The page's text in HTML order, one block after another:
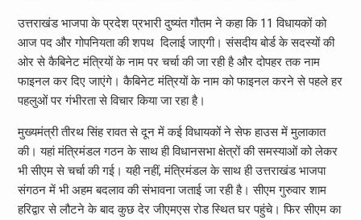
उत्तराखंड भाजपा के प्रदेश प्रभारी दुष्यंत गौतम ने कहा कि 11 विधायकों को
आज पद और गोपनियता की शपथ दिलाई जाएगी। संसदीय बोर्ड के सदस्यों की
ओर से कैबिनेट मंत्रियों के नाम पर चर्चा की जा रही है और दोपहर तक नाम
फाइनल कर दिए जाएंगे। कैबिनेट मंत्रियों के नाम को फाइनल करने से पहले हर
पहलुओं पर गंभीरता से विचार किया जा रहा है।
मुख्यमंत्री तीरथ सिंह रावत से दून में कई विधायकों ने सेफ हाउस में मुलाकात
की। यहां मंत्रिमंडल गठन के साथ ही विधानसभा क्षेत्रों की समस्याओं को लेकर
भी सीएम से चर्चा की गई। यही नहीं, मंत्रिमंडल के साथ ही उत्तराखंड भाजपा
संगठन में भी अहम बदलाव की संभावना जताई जा रही है। सीएम गुरुवार शाम
हरिद्वार से लौटने के बाद कुछ देर जीएमएस रोड स्थित घर पहुंचे। फिर सीएम का